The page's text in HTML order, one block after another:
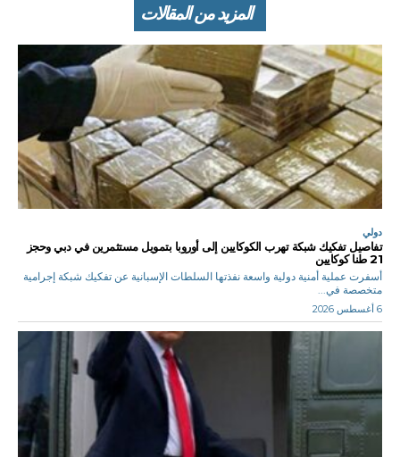
المزيد من المقالات
دولي
تفاصيل تفكيك شبكة تهرب الكوكايين إلى أوروبا بتمويل مستثمرين في دبي وحجز
21 طنا كوكايين
أسفرت عملية أمنية دولية واسعة نفذتها السلطات الإسبانية عن تفكيك شبكة إجرامية
متخصصة في...
6 أغسطس 2026